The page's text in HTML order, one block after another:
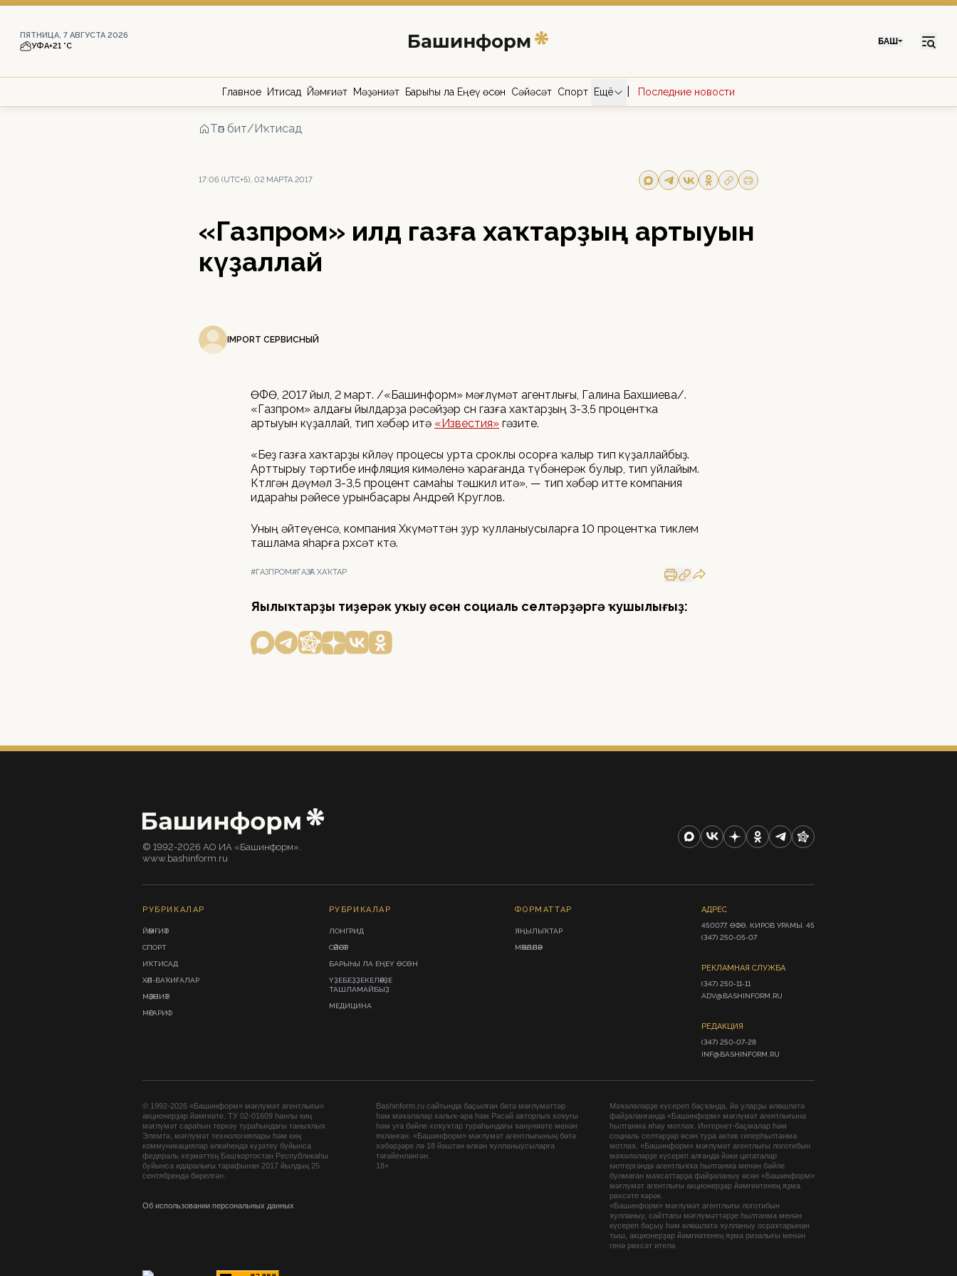
ПЯТНИЦА, 7 АВГУСТА 2026
УФА+21 °С БАШ
Главное Иҡтисад Йәмғиәт Мәҙәниәт Барыһы ла Еңеү өсөн Сәйәсәт Спорт Ещё Последние новости
Төп бит/Иҡтисад
17:06 (UTC+5), 02 МАРТА 2017
«Газпром» илдә газға хаҡтарҙың артыуын
күҙаллай
IMPORT СЕРВИСНЫЙ
ӨФӨ, 2017 йыл, 2 март. /«Башинформ» мәғлүмәт агентлығы, Галина Бахшиева/.
«Газпром» алдағы йылдарҙа рәсәйҙәр өсөн газға хаҡтарҙың 3-3,5 процентҡа
артыуын күҙаллай, тип хәбәр итә «Известия» гәзите.
«Беҙ газға хаҡтарҙы көйләү процесы урта сроклы осорға ҡалыр тип күҙаллайбыҙ.
Арттырыу тәртибе инфляция кимәленә ҡарағанда түбәнерәк булыр, тип уйлайым.
Көтөлгән дәүмәл 3-3,5 процент самаһы тәшкил итә», — тип хәбәр итте компания
идараһы рәйесе урынбаҫары Андрей Круглов.
Уның әйтеүенсә, компания Хөкүмәттән ҙур ҡулланыусыларға 10 процентҡа тиклем
ташлама яһарға рөхсәт көтә.
#ГАЗПРОМ#ГАЗҒА ХАҠТАР
Яңылыҡтарҙы тиҙерәк уҡыу өсөн социаль селтәрҙәргә ҡушылығыҙ:
© 1992-2026 АО ИА «Башинформ».
www.bashinform.ru
РУБРИКАЛАР
ЙӘМҒИӘТ
СПОРТ
ИҠТИСАД
ХӘЛ-ВАҠИҒАЛАР
МӘҘӘНИӘТ
МӘҒАРИФ
РУБРИКАЛАР
ЛОНГРИД
СӘЙӘСӘТ
БАРЫҺЫ ЛА ЕҢЕҮ ӨСӨН
ҮҘЕБЕҘҘЕКЕЛӘРҘЕ
ТАШЛАМАЙБЫҘ
МЕДИЦИНА
ФОРМАТТАР
ЯҢЫЛЫҠТАР
МӘҠӘЛӘЛӘР
АДРЕС
450077, ӨФӨ, КИРОВ УРАМЫ, 45
(347) 250-05-07
РЕКЛАМНАЯ СЛУЖБА
(347) 250-11-11
ADV@BASHINFORM.RU
РЕДАКЦИЯ
(347) 250-07-28
INF@BASHINFORM.RU
© 1992-2026 «Башинформ» мәғлүмәт агентлығы»
акционерҙар йәмғиәте. ТУ 02-01609 һанлы киң
мәғлүмәт сараһын теркәү тураһындағы таныҡлыҡ
Элемтә, мәғлүмәт технологиялары һәм киң
коммуникациялар өлкәһендә күҙәтеү буйынса
федераль хеҙмәттең Башҡортостан Республикаһы
буйынса идаралығы тарафынан 2017 йылдың 25
сентябрендә бирелгән.
Об использовании персональных данных
Bashinform.ru сайтында баҫылған бөтә мәғлүмәттәр
һәм мәҡәләләр халыҡ-ара һәм Рәсәй авторлыҡ хоҡуғы
һәм уға бәйле хоҡуҡтар тураһындағы ҡануниәте менән
яҡланған. «Башинформ» мәғлүмәт агентлығының бөтә
хәбәрҙәре лә 18 йәштән өлкән ҡулланыусыларға
тәғәйенләнгән.
18+
Мәҡәләләрҙе күсереп баҫҡанда, йә уларҙы өлөшләтә
файҙаланғанда «Башинформ» мәғлүмәт агентлығына
һылтанма яһау мотлаҡ. Интернет-баҫмалар һәм
социаль селтәрҙәр өсөн тура актив гиперһылтанма
мотлаҡ. «Башинформ» мәғлүмәт агентлығы логотибын
мәҡәләләрҙе күсереп алғанда йәки цитаталар
килтергәндә агентлыҡҡа һылтанма менән бәйле
булмаған маҡсаттарҙа файҙаланыу өсөн «Башинформ»
мәғлүмәт агентлығы акционерҙар йәмғиәтенең яҙма
рөхсәте кәрәк.
«Башинформ» мәғлүмәт агентлығы логотибын
ҡулланыу, сайттағы мәғлүмәттәрҙе һылтанма менән
күсереп баҫыу һәм өлөшләтә ҡулланыу осраҡтарынан
тыш, акционерҙар йәмғиәтенең яҙма ризалығы менән
генә рөхсәт ителә.